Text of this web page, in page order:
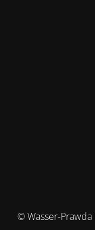
© Wasser-